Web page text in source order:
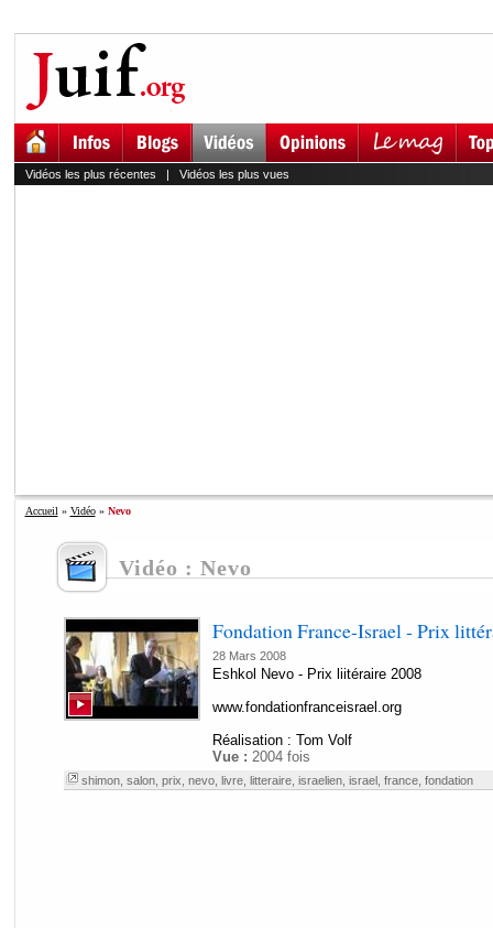
Vidéos les plus récentes | Vidéos les plus vues
Accueil » Vidéo» Nevo
Vidéo : Nevo
Fondation France-Israel - Prix
28 Mars 2008
Eshkol Nevo - Prix liitéraire 2008
www.fondationfranceisrael.org
Réalisation : Tom Volf
Vue : 2004 fois
shimon, salon, prix nevo, livre, litteraire, israelien, israel, france, fondation